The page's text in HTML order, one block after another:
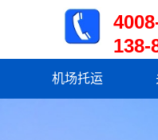
4008
138-
机场托运